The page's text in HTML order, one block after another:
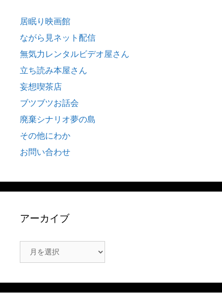
居眠り映画館
ながら見ネット配信
無気力レンタルビデオ屋さん
立ち読み本屋さん
妄想喫茶店
ブツブツお話会
廃棄シナリオ夢の島
その他にわか
お問い合わせ
アーカイブ
ー